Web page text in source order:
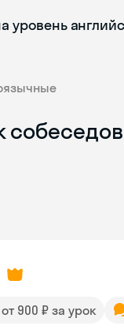
уровень
от 900 ₽ за урок